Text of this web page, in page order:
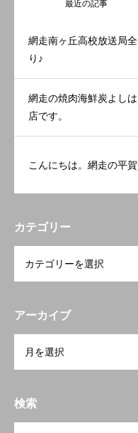
最近の記事
網走南ヶ丘高校放送局
り♪
網走の焼肉海鮮炭よし
店です。
こんにちは。網走の平
カテゴリー
アーカイブ
検索